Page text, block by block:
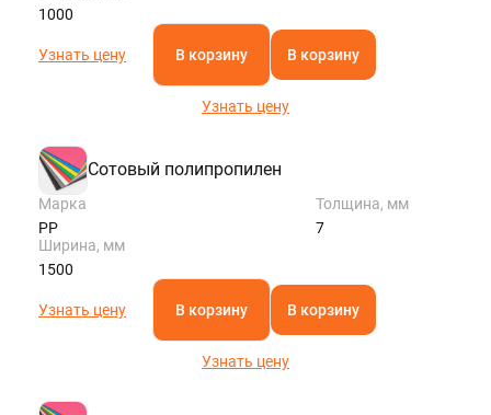
1000
Узнать цену В корзину В корзину
Узнать цену
Сотовый полипропилен
Марка
PP
Толщина, мм
7
Ширина, мм
1500
Узнать цену В корзину В корзину
Узнать цену